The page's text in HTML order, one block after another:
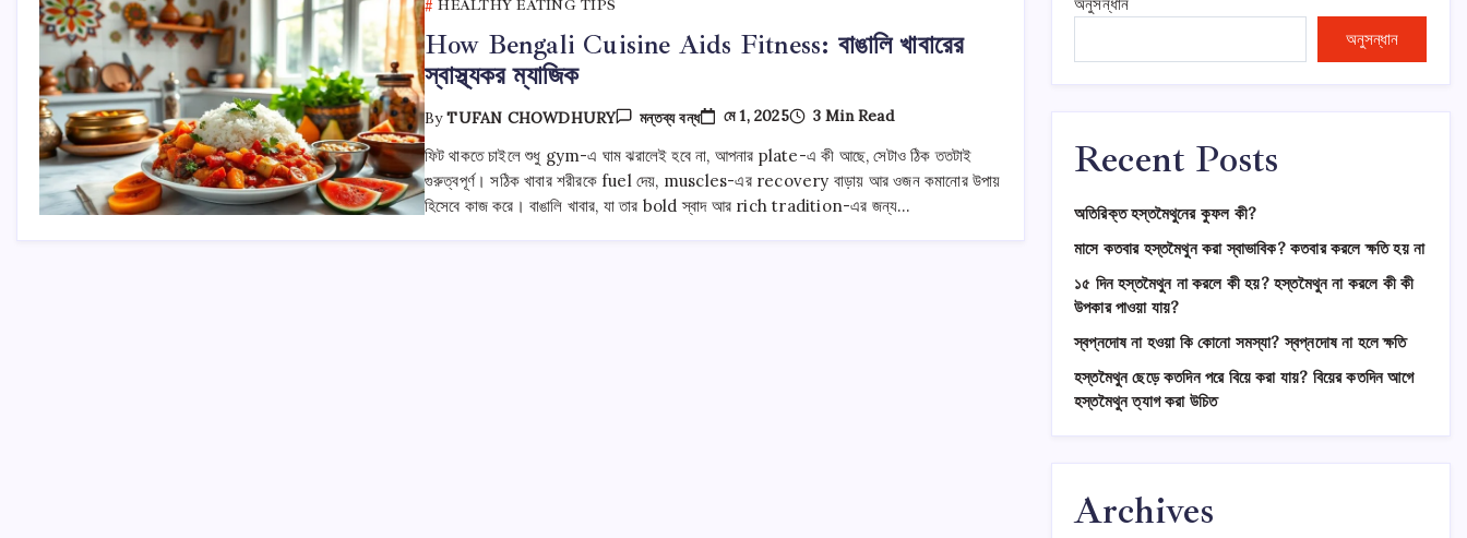
HEALTHY EATING TIPS
How Bengali Cuisine Aids Fitness: বাঙালি খাবারের
স্বাস্থ্যকর ম্যাজিক
ByTUFAN CHOWDHURY
How
Bengali
Cuisine
Aids
Fitness:
বাঙালি
মন্তব্য বন্ধ মে 1, 2025 3 Min Read
ফিট থাকতে চাইলে শুধু gym-এ ঘাম ঝরালেই হবে না, আপনার plate-এ কী আছে, সেটাও ঠিক ততটাই
গুরুত্বপূর্ণ। সঠিক খাবার শরীরকে fuel দেয়, muscles-এর recovery বাড়ায় আর ওজন কমানোর উপায়
হিসেবে কাজ করে। বাঙালি খাবার, যা তার bold স্বাদ আর rich tradition-এর জন্য…
অনুসন্ধান
Recent Posts
অতিরিক্ত হস্তমৈথুনের কুফল কী?
মাসে কতবার হস্তমৈথুন করা স্বাভাবিক? কতবার করলে ক্ষতি হয় না
১৫ দিন হস্তমৈথুন না করলে কী হয়? হস্তমৈথুন না করলে কী কী
উপকার পাওয়া যায়?
স্বপ্নদোষ না হওয়া কি কোনো সমস্যা? স্বপ্নদোষ না হলে ক্ষতি
হস্তমৈথুন ছেড়ে কতদিন পরে বিয়ে করা যায়? বিয়ের কতদিন আগে
হস্তমৈথুন ত্যাগ করা উচিত
Archives